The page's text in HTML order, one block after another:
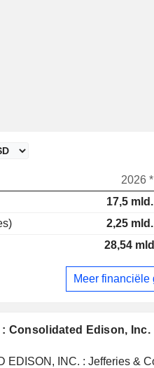
: Consolidated Edison, Inc.
EDISON, INC. : Jefferies &
2026 *
17,5 mld.
2,25 mld.
28,54
Meer financiële